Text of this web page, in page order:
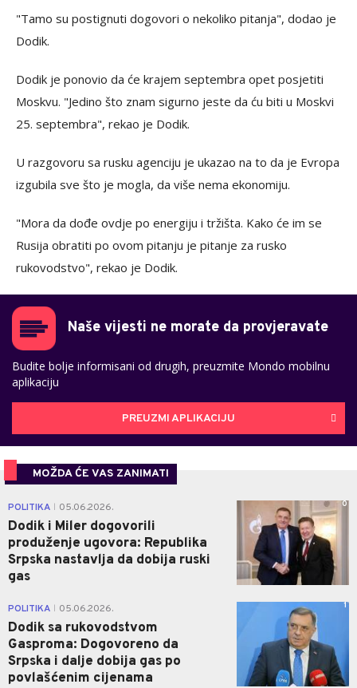
"Tamo su postignuti dogovori o nekoliko pitanja", dodao je
Dodik.
Dodik je ponovio da će krajem septembra opet posjetiti
Moskvu. "Jedino što znam sigurno jeste da ću biti u Moskvi
25. septembra", rekao je Dodik.
U razgovoru sa rusku agenciju je ukazao na to da je Evropa
izgubila sve što je mogla, da više nema ekonomiju.
"Mora da dođe ovdje po energiju i tržišta. Kako će im se
Rusija obratiti po ovom pitanju je pitanje za rusko
rukovodstvo", rekao je Dodik.
Naše vijesti ne morate da provjeravate
Budite bolje informisani od drugih, preuzmite Mondo mobilnu
aplikaciju
PREUZMI APLIKACIJU
MOŽDA ĆE VAS ZANIMATI
POLITIKA 05.06.2026.
Dodik i Miler dogovorili
produženje ugovora: Republika
Srpska nastavlja da dobija ruski
gas
0
POLITIKA 05.06.2026.
Dodik sa rukovodstvom
Gasproma: Dogovoreno da
Srpska i dalje dobija gas po
povlašćenim cijenama
1